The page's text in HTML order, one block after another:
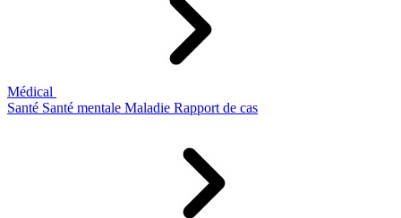
Médical
Santé Santé mentale Maladie Rapport de cas